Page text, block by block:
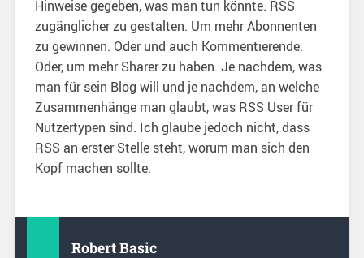
Hinweise gegeben, was man tun könnte. RSS
zugänglicher zu gestalten. Um mehr Abonnenten
zu gewinnen. Oder und auch Kommentierende.
Oder, um mehr Sharer zu haben. Je nachdem, was
man für sein Blog will und je nachdem, an welche
Zusammenhänge man glaubt, was RSS User für
Nutzertypen sind. Ich glaube jedoch nicht, dass
RSS an erster Stelle steht, worum man sich den
Kopf machen sollte.
Robert Basic